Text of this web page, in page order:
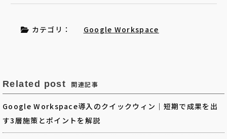
カテゴリ： Google Workspace
Related post 関連記事
Google Workspace導入のクイックウィン｜短期で成果を出
す3層施策とポイントを解説